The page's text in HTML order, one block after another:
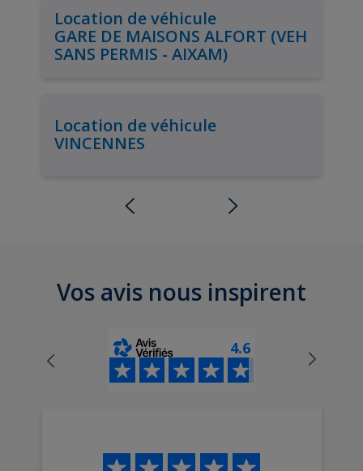
Location de véhicule
GARE DE MAISONS ALFORT (VEH
SANS PERMIS - AIXAM)
Location de véhicule
VINCENNES
Vos avis nous inspirent
4.6